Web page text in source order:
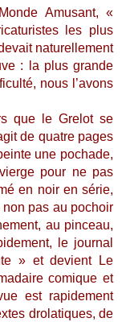
Amusant, «
les plus
naturellement
: la plus grande
nous l’avons
que le Grelot se
de quatre pages
une pochade,
pour ne pas
en noir en série,
pas au pochoir
au pinceau,
le journal
» et devient Le
comique et
est rapidement
drolatiques, de